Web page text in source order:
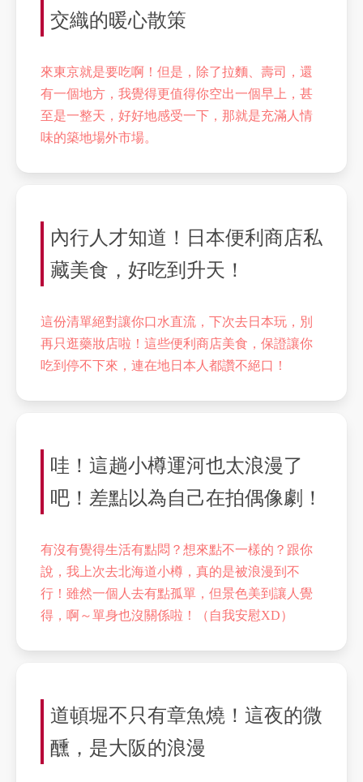
交織的暖心散策
來東京就是要吃啊！但是，除了拉麵、壽司，還
有一個地方，我覺得更值得你空出一個早上，甚
至是一整天，好好地感受一下，那就是充滿人情
味的築地場外市場。
內行人才知道！日本便利商店私
藏美食，好吃到升天！
這份清單絕對讓你口水直流，下次去日本玩，別
再只逛藥妝店啦！這些便利商店美食，保證讓你
吃到停不下來，連在地日本人都讚不絕口！
哇！這趟小樽運河也太浪漫了
吧！差點以為自己在拍偶像劇！
有沒有覺得生活有點悶？想來點不一樣的？跟你
說，我上次去北海道小樽，真的是被浪漫到不
行！雖然一個人去有點孤單，但景色美到讓人覺
得，啊～單身也沒關係啦！（自我安慰XD）
道頓堀不只有章魚燒！這夜的微
醺，是大阪的浪漫